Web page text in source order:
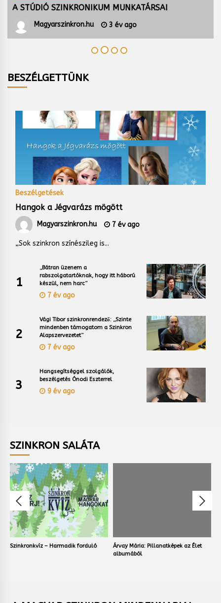
A STÚDIÓ SZINKRONIKUM BEMUTATKOZIK
Magyarszinkron.hu 3 év ago
BESZÉLGETTÜNK
Beszélgetések
Hangok a Jégvarázs mögött
Magyarszinkron.hu 7 év ago
„Sok szinkron színészileg is...
1
„Bátran üzenem a
rabszolgatartóknak, hogy itt háború
készül, nem harc”
7 év ago
2
Vági Tibor szinkronrendező: „Szinte
mindenben támogatom a Szinkron
Alapszervezetet”
7 év ago
3
Hangsegítséggel szolgálók,
beszélgetés Ónodi Eszterrel
9 év ago
SZINKRON SALÁTA
Árvay Mária: Pillanatképek az Élet
Volt egyszer egy vadnyugat